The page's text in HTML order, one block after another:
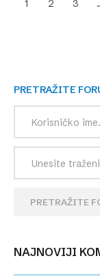
1 2 3
PRETRAŽITE
PRETRAŽITE
NAJNOVIJI